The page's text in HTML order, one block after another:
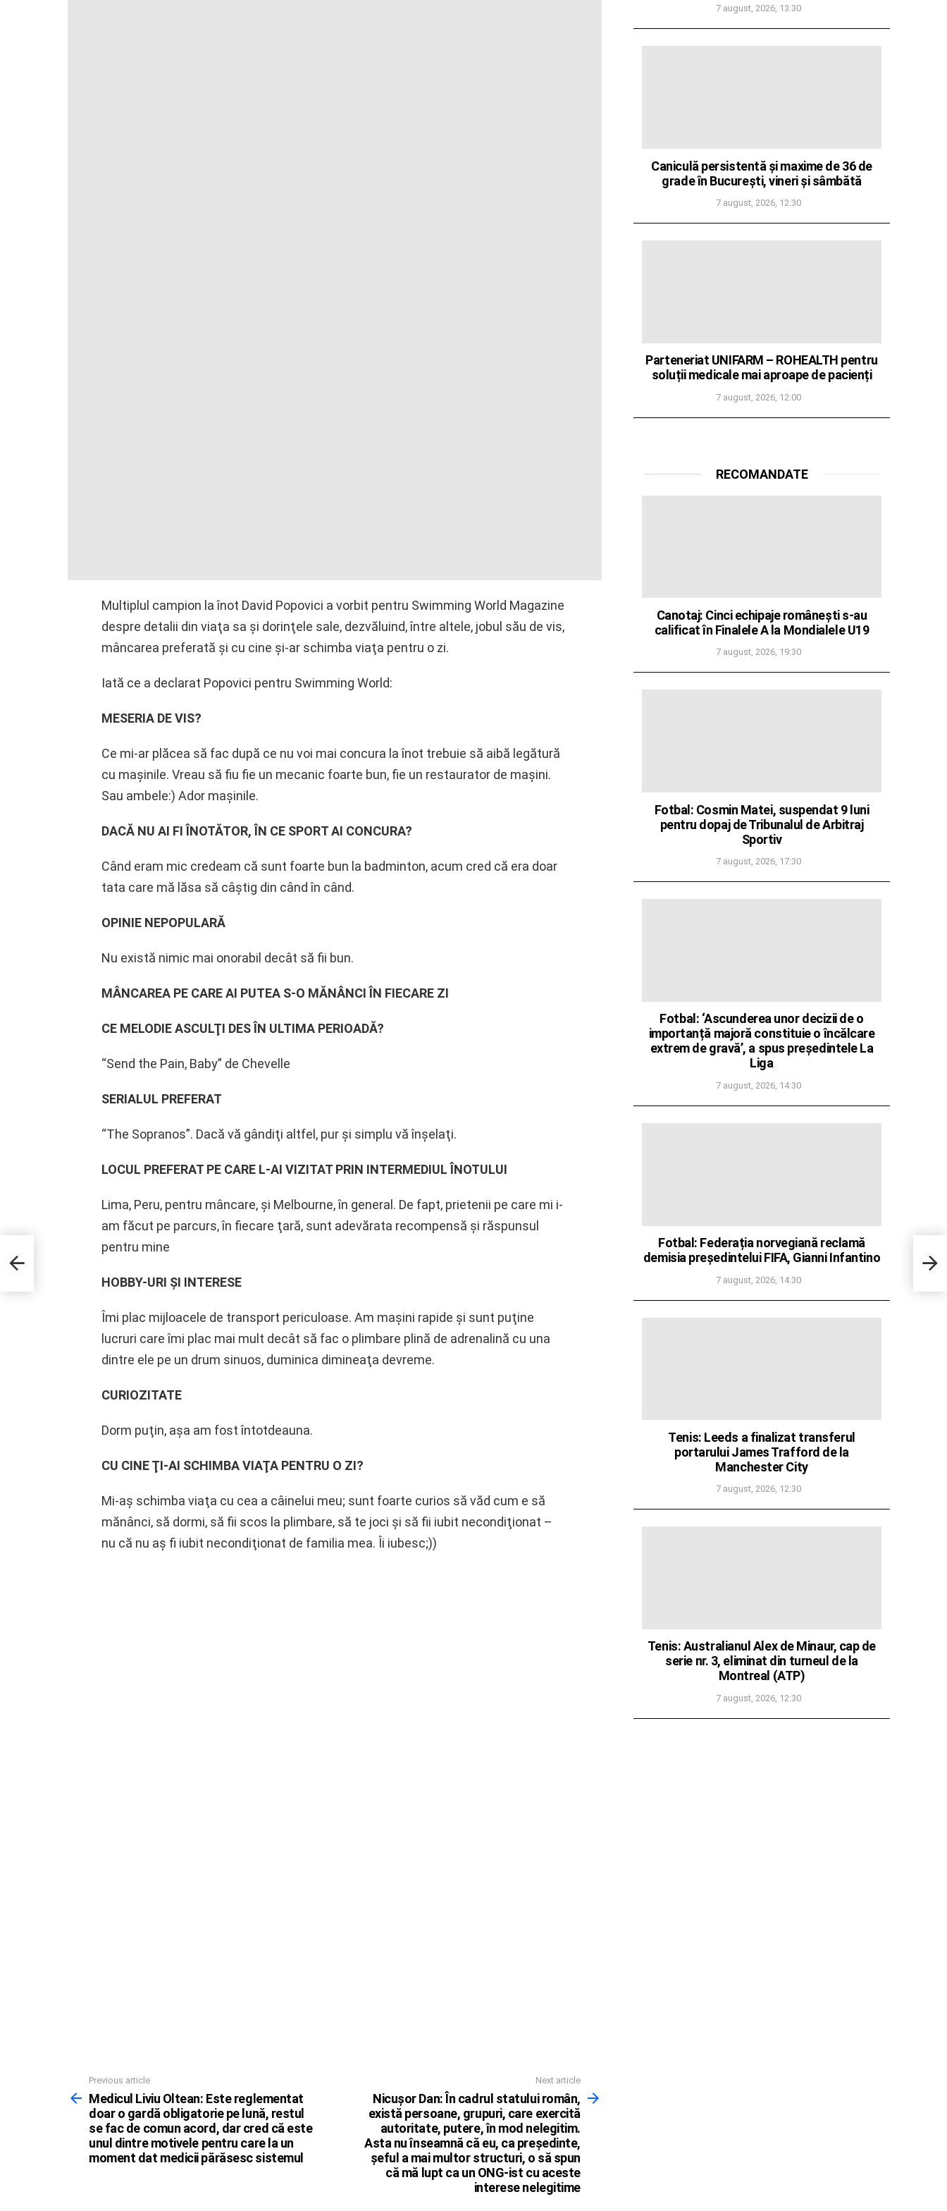
Multiplul campion la înot David Popovici a vorbit pentru Swimming World Magazine
despre detalii din viaţa sa şi dorinţele sale, dezvăluind, între altele, jobul său de vis,
mâncarea preferată şi cu cine şi-ar schimba viaţa pentru o zi.
Iată ce a declarat Popovici pentru Swimming World:
MESERIA DE VIS?
Ce mi-ar plăcea să fac după ce nu voi mai concura la înot trebuie să aibă legătură
cu maşinile. Vreau să fiu fie un mecanic foarte bun, fie un restaurator de maşini.
Sau ambele:) Ador maşinile.
DACĂ NU AI FI ÎNOTĂTOR, ÎN CE SPORT AI CONCURA?
Când eram mic credeam că sunt foarte bun la badminton, acum cred că era doar
tata care mă lăsa să câştig din când în când.
OPINIE NEPOPULARĂ
Nu există nimic mai onorabil decât să fii bun.
MÂNCAREA PE CARE AI PUTEA S-O MĂNÂNCI ÎN FIECARE ZI
CE MELODIE ASCULŢI DES ÎN ULTIMA PERIOADĂ?
“Send the Pain, Baby” de Chevelle
SERIALUL PREFERAT
“The Sopranos”. Dacă vă gândiţi altfel, pur şi simplu vă înşelaţi.
LOCUL PREFERAT PE CARE L-AI VIZITAT PRIN INTERMEDIUL ÎNOTULUI
Lima, Peru, pentru mâncare, şi Melbourne, în general. De fapt, prietenii pe care mi i-
am făcut pe parcurs, în fiecare ţară, sunt adevărata recompensă şi răspunsul
pentru mine
HOBBY-URI ŞI INTERESE
Îmi plac mijloacele de transport periculoase. Am maşini rapide şi sunt puţine
lucruri care îmi plac mai mult decât să fac o plimbare plină de adrenalină cu una
dintre ele pe un drum sinuos, duminica dimineaţa devreme.
CURIOZITATE
Dorm puţin, aşa am fost întotdeauna.
CU CINE ŢI-AI SCHIMBA VIAŢA PENTRU O ZI?
Mi-aş schimba viaţa cu cea a câinelui meu; sunt foarte curios să văd cum e să
mănânci, să dormi, să fii scos la plimbare, să te joci şi să fii iubit necondiţionat –
nu că nu aş fi iubit necondiţionat de familia mea. Îi iubesc;))
more
Previous article
Medicul Liviu Oltean: Este reglementat
doar o gardă obligatorie pe lună, restul
se fac de comun acord, dar cred că este
unul dintre motivele pentru care la un
moment dat medicii părăsesc sistemul
Next article
Nicuşor Dan: În cadrul statului român,
există persoane, grupuri, care exercită
autoritate, putere, în mod nelegitim.
Asta nu înseamnă că eu, ca preşedinte,
şeful a mai multor structuri, o să spun
că mă lupt ca un ONG-ist cu aceste
interese nelegitime
se
mai
7 august, 2026, 13:30
Caniculă persistentă și maxime de 36 de
grade în București, vineri și sâmbătă
7 august, 2026, 12:30
Parteneriat UNIFARM – ROHEALTH pentru
soluții medicale mai aproape de pacienți
7 august, 2026, 12:00
RECOMANDATE
Canotaj: Cinci echipaje românești s-au
calificat în Finalele A la Mondialele U19
7 august, 2026, 19:30
Fotbal: Cosmin Matei, suspendat 9 luni
pentru dopaj de Tribunalul de Arbitraj
Sportiv
7 august, 2026, 17:30
Fotbal: ‘Ascunderea unor decizii de o
importanță majoră constituie o încălcare
extrem de gravă’, a spus președintele La
Liga
7 august, 2026, 14:30
Fotbal: Federația norvegiană reclamă
demisia președintelui FIFA, Gianni Infantino
7 august, 2026, 14:30
Tenis: Leeds a finalizat transferul
portarului James Trafford de la
Manchester City
7 august, 2026, 12:30
Tenis: Australianul Alex de Minaur, cap de
serie nr. 3, eliminat din turneul de la
Montreal (ATP)
7 august, 2026, 12:30